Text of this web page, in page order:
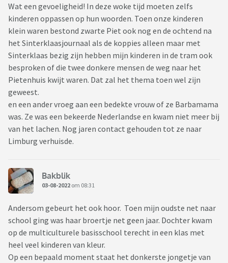
Wat een gevoeligheid! In deze woke tijd moeten zelfs
kinderen oppassen op hun woorden. Toen onze kinderen
klein waren bestond zwarte Piet ook nog en de ochtend na
het Sinterklaasjournaal als de koppies alleen maar met
Sinterklaas bezig zijn hebben mijn kinderen in de tram ook
besproken of die twee donkere mensen de weg naar het
Pietenhuis kwijt waren. Dat zal het thema toen wel zijn
geweest.
en een ander vroeg aan een bedekte vrouw of ze Barbamama
was. Ze was een bekeerde Nederlandse en kwam niet meer bij
van het lachen. Nog jaren contact gehouden tot ze naar
Limburg verhuisde.
Bakblik
03-08-2022 om 08:31
Andersom gebeurt het ook hoor. Toen mijn oudste net naar
school ging was haar broertje net geen jaar. Dochter kwam
op de multiculturele basisschool terecht in een klas met
heel veel kinderen van kleur.
Op een bepaald moment staat het donkerste jongetje van